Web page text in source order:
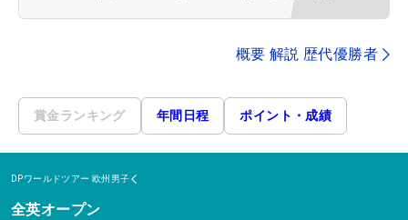
概要 解説 歴代優勝者
賞金ランキング 年間日程 ポイント・成績
DPワールドツアー 欧州男子
全英オープン